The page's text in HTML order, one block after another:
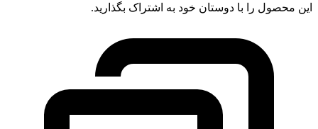
این محصول را با دوستان خود به اشتراک بگذارید.